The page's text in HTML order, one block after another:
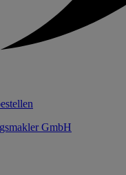
GmbH